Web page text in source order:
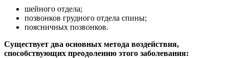
шейного отдела;
позвонков грудного отдела спины;
поясничных позвонков.
Существует два основных метода воздействия,
способствующих преодолению этого заболевания: